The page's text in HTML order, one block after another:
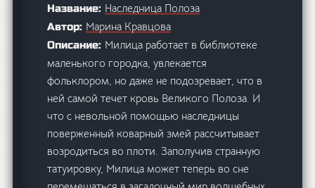
Название: Наследница Полоза
Автор: Марина Кравцова
Описание: Милица работает в библиотеке
маленького городка, увлекается
фольклором, но даже не подозревает, что в
ней самой течет кровь Великого Полоза. И
что с невольной помощью наследницы
поверженный коварный змей рассчитывает
возродиться во плоти. Заполучив странную
татуировку, Милица может теперь во сне